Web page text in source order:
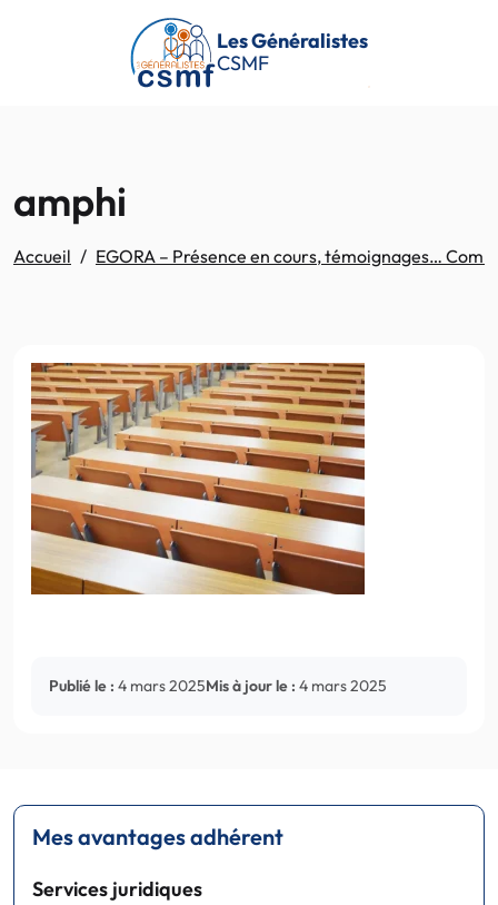
Passer au contenu principal
Les Généralistes
CSMF
amphi
Accueil EGORA – Présence en cours, témoignages…
Publié le : 4 mars 2025Mis à jour le : 4 mars 2025
Mes avantages adhérent
Services juridiques